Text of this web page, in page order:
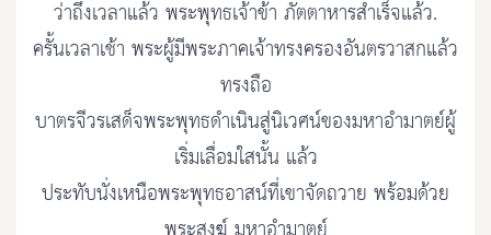
ว่าถึงเวลาแล้ว พระพุทธเจ้าข้า ภัตตาหารสำเร็จแล้ว.
ครั้นเวลาเช้า พระผู้มีพระภาคเจ้าทรงครองอันตรวาสกแล้ว
ทรงถือ
บาตรจีวรเสด็จพระพุทธดำเนินสู่นิเวศน์ของมหาอำมาตย์ผู้
เริ่มเลื่อมใสนั้น แล้ว
ประทับนั่งเหนือพระพุทธอาสน์ที่เขาจัดถวาย พร้อมด้วย